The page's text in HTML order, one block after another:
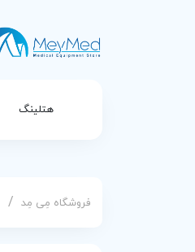
هتلینگ
فروشگاه مِی مِد /